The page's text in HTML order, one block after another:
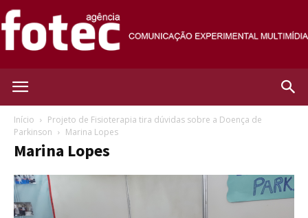
Início
Projeto de Fisioterapia tira dúvidas sobre a Doença de
Parkinson
Marina Lopes
Marina Lopes